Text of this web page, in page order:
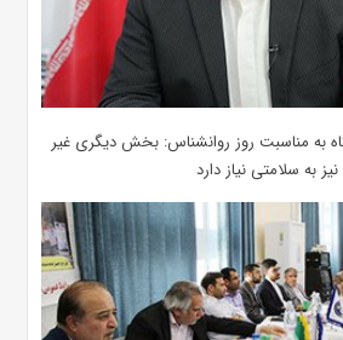
به مناسبت روز روانشناس: بخش دیگری غیر
به سلامتی نیاز دارد